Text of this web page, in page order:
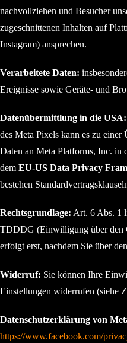
nachvollziehen und Besucher
zugeschnittenen Inhalten auf
Instagram) ansprechen.
Verarbeitete Daten:
Ereignisse sowie Geräte- und
Datenübermittlung in die USA:
des Meta Pixels kann es zu einer
Daten an Meta Platforms, Inc. in
dem EU-US Data Privacy
bestehen
Rechtsgrundlage: Art. 6 Abs. 1
TDDDG (Einwilligung über den
erfolgt erst, nachdem Sie über
Widerruf: Sie können Ihre
Einstellungen widerrufen (siehe
Datenschutzerklärung von
https://www.facebook.com/